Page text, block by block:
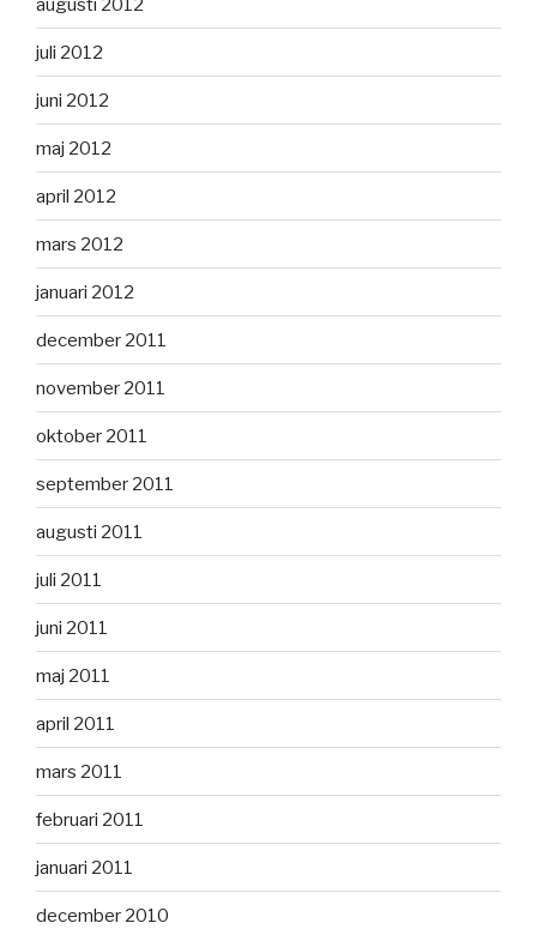
juli 2012
juni 2012
maj 2012
april 2012
mars 2012
januari 2012
december 2011
november 2011
oktober 2011
september 2011
augusti 2011
juli 2011
juni 2011
maj 2011
april 2011
mars 2011
februari 2011
januari 2011
december 2010